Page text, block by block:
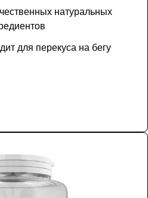
натуральных
для перекуса на бегу